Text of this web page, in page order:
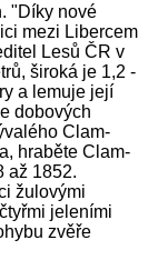
"Díky nové
mezi Libercem
Lesů ČR v
široká je 1,2 -
a lemuje její
dobových
Clam-
hraběte Clam-
až 1852.
žulovými
jeleními
zvěře